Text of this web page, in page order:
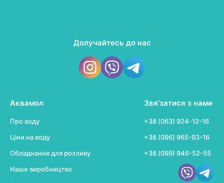
Долучайтесь до нас
Аквамол
Про воду
Ціни на воду
Обладнання для розливу
Наше виробництво
Звя’затися з нами
+38 (063) 924-12-16
+38 (096) 965-93-16
+38 (099) 946-52-55